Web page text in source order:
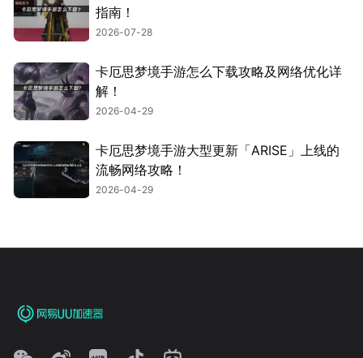
指南！
2026-07-28
卡厄思梦境手游怎么下载攻略及网络优化详
解！
2026-04-29
卡厄思梦境手游大型更新「ARISE」上线的
流畅网络攻略！
2026-04-29